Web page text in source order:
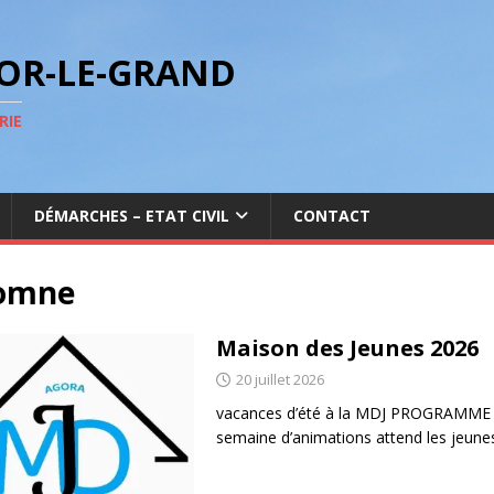
LE-GRAND
DÉMARCHES – ETAT CIVIL CONTACT
Maison des Jeunes 2026
20 juillet 2026
vacances d’été à la MDJ
semaine d’animations attend les